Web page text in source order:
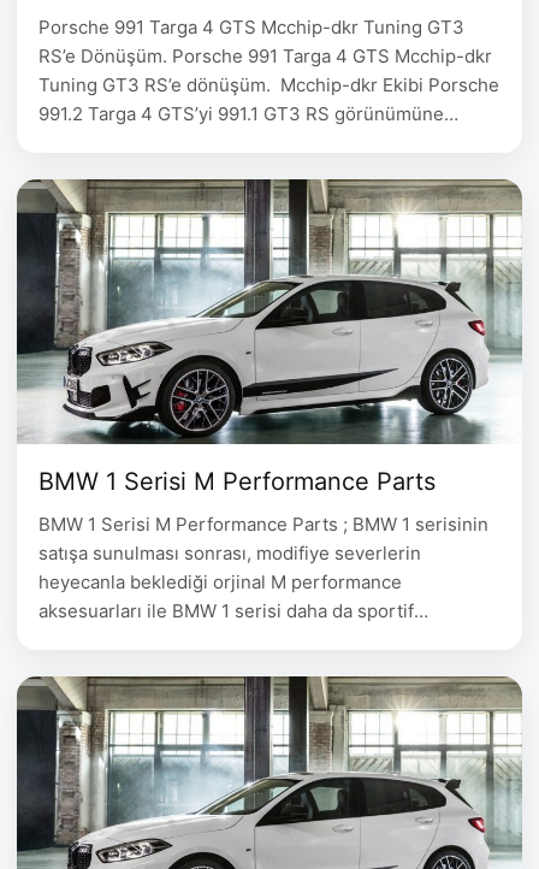
Porsche 991 Targa 4 GTS Mcchip-dkr Tuning GT3
RS’e Dönüşüm. Porsche 991 Targa 4 GTS Mcchip-dkr
Tuning GT3 RS’e dönüşüm. Mcchip-dkr Ekibi Porsche
991.2 Targa 4 GTS’yi 991.1 GT3 RS görünümüne
İşlemleri Araç ön aksta 265/35ZR20 lastiklerle 9×20“
ve arka aksta 325/30ZR21 lastiklerle
12×21“,donatılmış. Yüksekliği ayarlanabilir KW …
BMW 1 Serisi M Performance Parts
BMW 1 Serisi M Performance Parts ; BMW 1 serisinin
satışa sunulması sonrası, modifiye severlerin
heyecanla beklediği orjinal M performance
aksesuarları ile BMW 1 serisi daha da sportif
orjinal M performance aksesuarları da göz önüne çıktı.
BMW 1 Serisi M Performance Parts BMW 1 …